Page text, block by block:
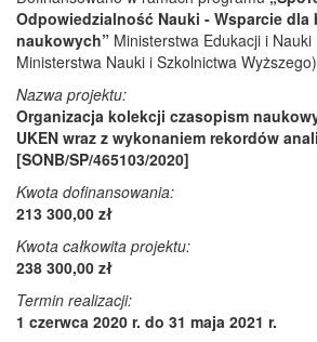
Odpowiedzialność Nauki - Wsparcie
naukowych” Ministerstwa Edukacji i
Ministerstwa Nauki i Szkolnictwa
Nazwa projektu:
Organizacja kolekcji czasopism
UKEN wraz z wykonaniem rekordów
[SONB/SP/465103/2020]
Kwota dofinansowania:
213 300,00 zł
Kwota całkowita projektu:
238 300,00 zł
Termin realizacji:
1 czerwca 2020 r. do 31 maja 2021 r.